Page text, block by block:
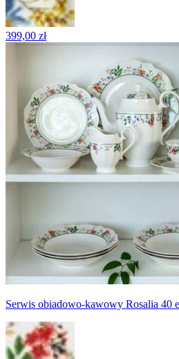
399,00 zł
Serwis obiadowo-kawowy Rosalia